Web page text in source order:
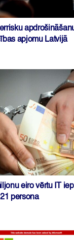
apjomu Latvijā
eiro vērtu IT
persona